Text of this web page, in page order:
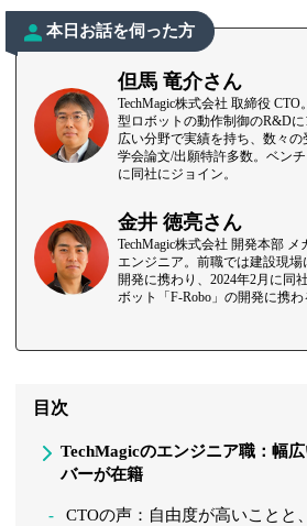
本日お話を伺った方
但馬 竜介さん
TechMagic株式会社 取締役
型ロボットの動作制御のR&D
広い分野で実績を持ち、数々
学会論文/出願特許多数。ベン
に同社にジョイン。
金井 徳亮さん
TechMagic株式会社 開発本部
エンジニア。前職では建設現
開発に携わり、2024年2月に同
ボット「F-Robo」の開発に携わ
目次
TechMagicのエンジニア職：幅
バーが在籍
CTOの声：自由度が高いことと